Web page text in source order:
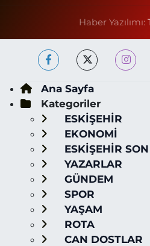
Haber Yazılımı:
Ana Sayfa
Kategoriler
ESKİŞEHİR
EKONOMİ
ESKİŞEHİR
YAZARLAR
GÜNDEM
SPOR
YAŞAM
ROTA
CAN DOSTLAR